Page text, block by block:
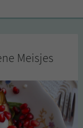
Meisjes